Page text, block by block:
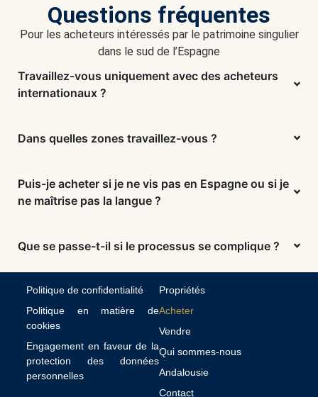
s
c
o
e
i
a
l
Questions fréquentes
Pour les acheteurs intéressés par le patrimoine singulier
dans le sud de l’Espagne
Travaillez-vous uniquement avec des acheteurs
internationaux ?
Dans quelles zones travaillez-vous ?
Puis-je acheter si je ne vis pas en Espagne ou si je
ne maîtrise pas la langue ?
Que se passe-t-il si le processus se complique ?
Propriétés
Acheter
Vendre
Qui sommes-nous
Andalousie
Contact
Politique de confidentialité
Politique en matière de
cookies
Engagement en faveur de la
protection des données
personnelles